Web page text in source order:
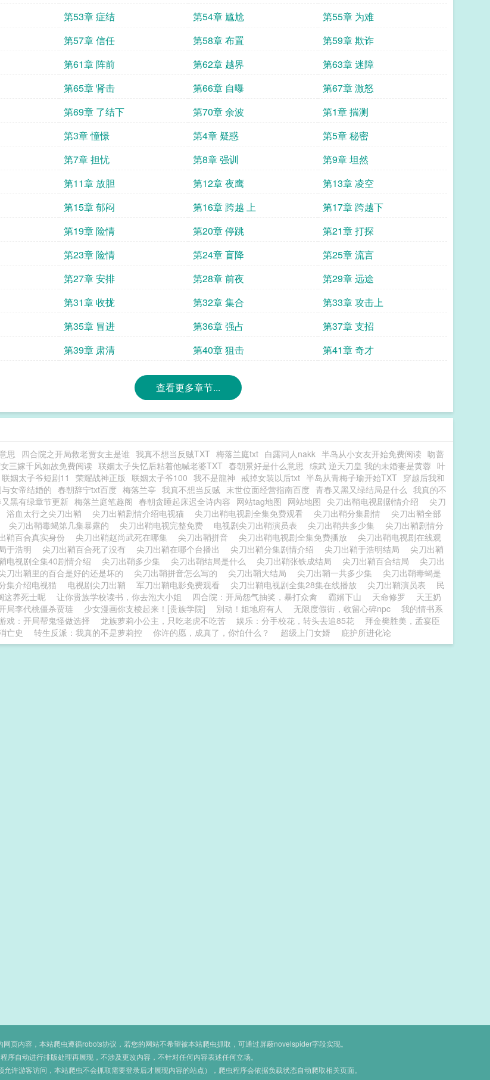
第53章 症结 第54章 尴尬
第55章 为难
第57章 信任 第58章 布置
第59章 欺诈
第61章 阵前 第62章 越界
第63章 迷障
第65章 肾击 第66章 自曝
第67章 激怒
第69章 了结下 第70章 余波
第1章 揣测
第3章 憧憬 第4章 疑惑
第5章 秘密
第7章 担忧 第8章 强训
第9章 坦然
第11章 放胆 第12章 夜鹰
第13章 凌空
第15章 郁闷 第16章 跨越 上
第17章 跨越下
第19章 险情 第20章 停跳
第21章 打探
第23章 险情 第24章 盲降
第25章 流言
第27章 安排 第28章 前夜
第29章 远途
第31章 收拢 第32章 集合
第33章 攻击上
第35章 冒进 第36章 强占
第37章 支招
第39章 肃清 第40章 狙击 第41章 奇才
查看更多章节...
思 四合院之开局救老贾女主是谁 我真不想当反贼TXT 梅落兰庭txt 白露同人nakk 半岛从小女友开始免费阅读 吻蔷
三嫁千风如故免费阅读 联姻太子失忆后粘着他喊老婆TXT 春朝景好是什么意思 综武 逆天刀皇 我的未婚妻是黄蓉 叶
联姻太子爷短剧11 荣耀战神正版 联姻太子爷100 我不是龍神 戒掉女装以后txt 半岛从青梅子瑜开始TXT 穿越后我和
女帝结婚的 春朝辞宁txt百度 梅落兰亭 我真不想当反贼 末世位面经营指南百度 青春又黑又绿结局是什么 我真的不
黑有绿章节更新 梅落兰庭笔趣阁 春朝贪睡起床迟全诗内容 网站tag地图 网站地图 尖刀出鞘电视剧剧情介绍
尖刀
浴血太行之尖刀出鞘 尖刀出鞘剧情介绍电视猫 尖刀出鞘电视剧全集免费观看 尖刀出鞘分集剧情
尖刀出鞘全部
尖刀出鞘毒蝎第几集暴露的 尖刀出鞘电视完整免费 电视剧尖刀出鞘演员表 尖刀出鞘共多少集
尖刀出鞘剧情分
鞘百合真实身份 尖刀出鞘赵尚武死在哪集 尖刀出鞘拼音 尖刀出鞘电视剧全集免费播放
尖刀出鞘电视剧在线观
于浩明 尖刀出鞘百合死了没有 尖刀出鞘在哪个台播出 尖刀出鞘分集剧情介绍 尖刀出鞘于浩明结局
尖刀出鞘
电视剧全集40剧情介绍 尖刀出鞘多少集 尖刀出鞘结局是什么 尖刀出鞘张铁成结局 尖刀出鞘百合结局
尖刀出
刀出鞘里的百合是好的还是坏的 尖刀出鞘拼音怎么写的 尖刀出鞘大结局 尖刀出鞘一共多少集
尖刀出鞘毒蝎是
集介绍电视猫 电视剧尖刀出鞘 军刀出鞘电影免费观看 尖刀出鞘电视剧全集28集在线播放 尖刀出鞘演员表
民
这养死士呢
让你贵族学校读书，你去泡大小姐 四合院：开局怨气抽奖，暴打众禽 霸婿下山 天命修罗
天王奶
局李代桃僵杀贾琏 少女漫画你支棱起来！[贵族学院] 別动！姐地府有人 无限度假街，收留心碎npc
我的情书系
戏：开局帮鬼怪做选择 龙族萝莉小公主，只吃老虎不吃苦 娱乐：分手校花，转头去追85花
拜金樊胜美，孟宴臣
亡史 转生反派：我真的不是萝莉控 你许的愿，成真了，你怕什么？ 超级上门女婿 庇护所进化论
页内容，本站爬虫遵循robots协议，若您的网站不希望被本站爬虫抓取，可通过屏蔽novelspider字段实现。
序自动进行排版处理再展现，不涉及更改内容，不针对任何内容表述任何立场。
许游客访问，本站爬虫不会抓取需要登录后才展现内容的站点），爬虫程序会依据负载状态自动爬取相关页面。